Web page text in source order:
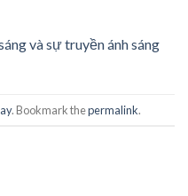
và sự truyền ánh sáng
. Bookmark thepermalink.